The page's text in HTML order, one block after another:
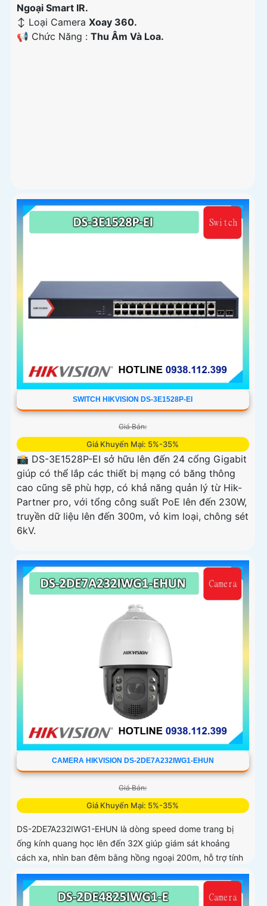
Ngoại Smart IR.
↕️ Loại Camera Xoay 360.
️📢 Chức Năng : Thu Âm Và Loa.
SWITCH HIKVISION DS-3E1528P-EI
Giá Bán:
Giá Khuyến Mại: 5%-35%
📸 DS-3E1528P-EI sở hữu lên đến 24 cổng Gigabit
giúp có thể lắp các thiết bị mạng có băng thông
cao cũng sẽ phù hợp, có khả năng quản lý từ Hik-
Partner pro, với tổng công suất PoE lên đến 230W,
truyền dữ liệu lên đến 300m, vỏ kim loại, chông sét
6kV.
CAMERA HIKVISION DS-2DE7A232IWG1-EHUN
Giá Bán:
Giá Khuyến Mại: 5%-35%
DS-2DE7A232IWG1-EHUN là dòng speed dome trang bị
ống kính quang học lên đến 32X giúp giám sát khoảng
cách xa, nhìn ban đêm bằng hồng ngoại 200m, hỗ trợ tính
năng AcuSense nâng cao hiệu quả giám sát an ninh, có tốc
độ lấy nét cao nhờ công nghệ Self-learning